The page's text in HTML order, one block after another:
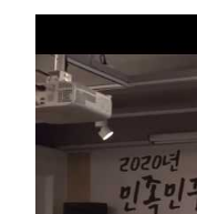
문서자료
이미지자료
미디어자료
부설기관